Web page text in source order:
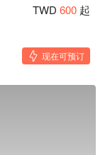
TWD 600 起
现在可预订